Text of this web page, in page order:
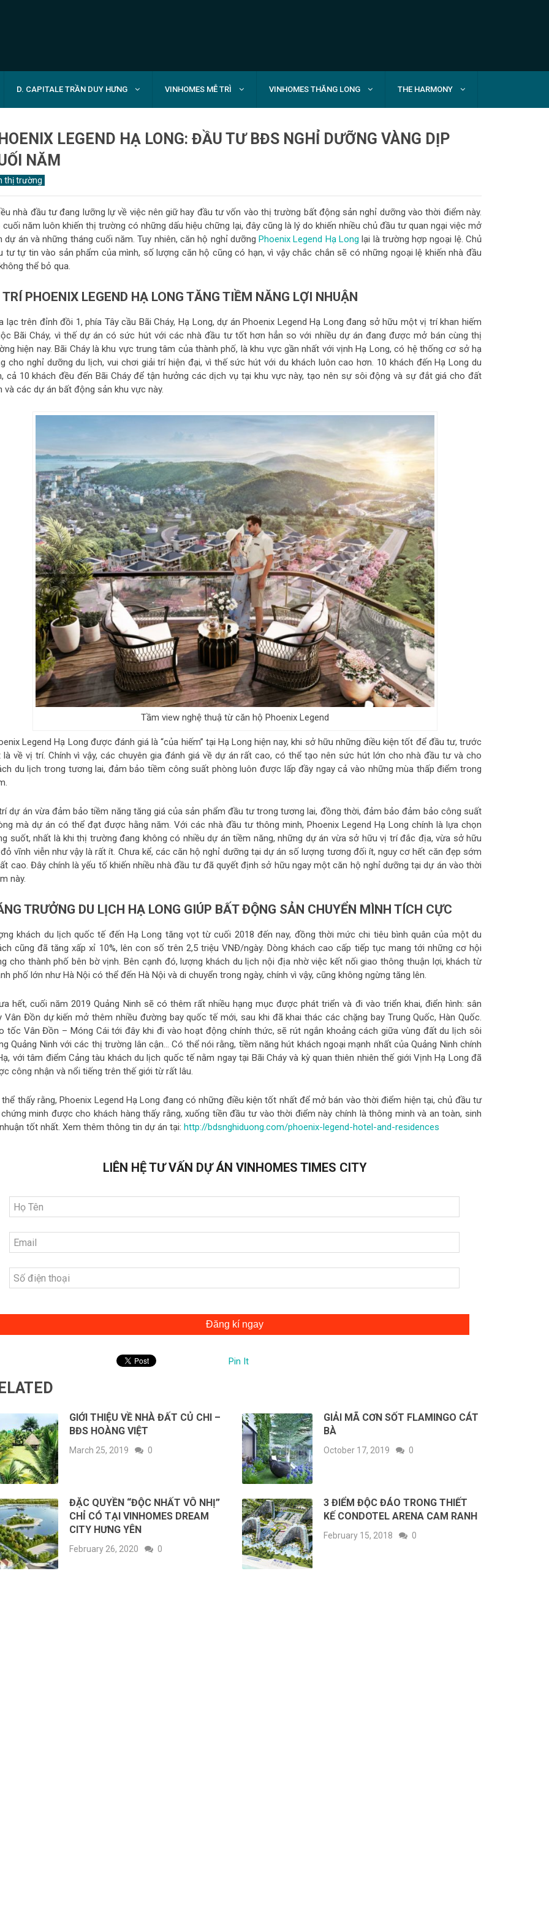
D. CAPITALE TRẦN DUY HƯNG VINHOMES MỄ TRÌ VINHOMES THĂNG LONG THE HARMONY
LEGEND HẠ LONG: ĐẦU TƯ BĐS NGHỈ DƯỠNG VÀNG DỊP
NĂM
thị trường
nhà đầu tư đang lưỡng lự về việc nên giữ hay đầu tư vốn vào thị trường bất động sản nghỉ dưỡng vào thời điểm này.
cuối năm luôn khiến thị trường có những dấu hiệu chững lại, đây cũng là lý do khiến nhiều chủ đầu tư quan ngại việc mở
dự án và những tháng cuối năm. Tuy nhiên, căn hộ nghỉ dưỡngPhoenix Legend Hạ Long lại là trường hợp ngoại lệ. Chủ
tư tự tin vào sản phẩm của mình, số lượng căn hộ cũng có hạn, vì vậy chắc chắn sẽ có những ngoại lệ khiến nhà đầu
thể bỏ qua.
PHOENIX LEGEND HẠ LONG TĂNG TIỀM NĂNG LỢI NHUẬN
lạc trên đỉnh đồi 1, phía Tây cầu Bãi Cháy, Hạ Long, dự án Phoenix Legend Hạ Long đang sở hữu một vị trí khan hiếm
Bãi Cháy, vì thế dự án có sức hút với các nhà đầu tư tốt hơn hẳn so với nhiều dự án đang được mở bán cùng thị
hiện nay. Bãi Cháy là khu vực trung tâm của thành phố, là khu vực gần nhất với vịnh Hạ Long, có hệ thống cơ sở hạ
cho nghỉ dưỡng du lịch, vui chơi giải trí hiện đại, vì thế sức hút với du khách luôn cao hơn. 10 khách đến Hạ Long du
cả 10 khách đều đến Bãi Cháy để tận hưởng các dịch vụ tại khu vực này, tạo nên sự sôi động và sự đắt giá cho đất
và các dự án bất động sản khu vực này.
Tầm view nghệ thuậ từ căn hộ Phoenix Legend
Legend Hạ Long được đánh giá là “của hiếm” tại Hạ Long hiện nay, khi sở hữu những điều kiện tốt để đầu tư, trước
là về vị trí. Chính vì vậy, các chuyên gia đánh giá về dự án rất cao, có thể tạo nên sức hút lớn cho nhà đầu tư và cho
du lịch trong tương lai, đảm bảo tiềm công suất phòng luôn được lấp đầy ngay cả vào những mùa thấp điểm trong
dự án vừa đảm bảo tiềm năng tăng giá của sản phẩm đầu tư trong tương lai, đồng thời, đảm bảo đảm bảo công suất
mà dự án có thể đạt được hằng năm. Với các nhà đầu tư thông minh, Phoenix Legend Hạ Long chính là lựa chọn
suốt, nhất là khi thị trường đang không có nhiều dự án tiềm năng, những dự án vừa sở hữu vị trí đắc địa, vừa sở hữu
vĩnh viễn như vậy là rất ít. Chưa kể, các căn hộ nghỉ dưỡng tại dự án số lượng tương đối ít, nguy cơ hết căn đẹp sớm
cao. Đây chính là yếu tố khiến nhiều nhà đầu tư đã quyết định sở hữu ngay một căn hộ nghỉ dưỡng tại dự án vào thời
này.
TRƯỞNG DU LỊCH HẠ LONG GIÚP BẤT ĐỘNG SẢN CHUYỂN MÌNH TÍCH CỰC
khách du lịch quốc tế đến Hạ Long tăng vọt từ cuối 2018 đến nay, đồng thời mức chi tiêu bình quân của một du
cũng đã tăng xấp xỉ 10%, lên con số trên 2,5 triệu VNĐ/ngày. Dòng khách cao cấp tiếp tục mang tới những cơ hội
cho thành phố bên bờ vịnh. Bên cạnh đó, lượng khách du lịch nội địa nhờ việc kết nối giao thông thuận lợi, khách từ
phố lớn như Hà Nội có thể đến Hà Nội và di chuyển trong ngày, chính vì vậy, cũng không ngừng tăng lên.
hết, cuối năm 2019 Quảng Ninh sẽ có thêm rất nhiều hạng mục được phát triển và đi vào triển khai, điển hình: sân
Vân Đồn dự kiến mở thêm nhiều đường bay quốc tế mới, sau khi đã khai thác các chặng bay Trung Quốc, Hàn Quốc.
tốc Vân Đồn – Móng Cái tới đây khi đi vào hoạt động chính thức, sẽ rút ngắn khoảng cách giữa vùng đất du lịch sôi
Quảng Ninh với các thị trường lân cận… Có thể nói rằng, tiềm năng hút khách ngoại mạnh nhất của Quảng Ninh chính
với tâm điểm Cảng tàu khách du lịch quốc tế nằm ngay tại Bãi Cháy và kỳ quan thiên nhiên thế giới Vịnh Hạ Long đã
công nhận và nổi tiếng trên thế giới từ rất lâu.
thể thấy rằng, Phoenix Legend Hạ Long đang có những điều kiện tốt nhất để mở bán vào thời điểm hiện tại, chủ đầu tư
minh được cho khách hàng thấy rằng, xuống tiền đầu tư vào thời điểm này chính là thông minh và an toàn, sinh
tốt nhất. Xem thêm thông tin dự án tại:http://bdsnghiduong.com/phoenix-legend-hotel-and-residences
LIÊN HỆ TƯ VẤN DỰ ÁN VINHOMES TIMES CITY
Đăng kí ngay
Pin It
GIỚI THIỆU VỀ NHÀ ĐẤT CỦ CHI –
BĐS HOÀNG VIỆT
March 25, 2019 0
GIẢI MÃ CƠN SỐT FLAMINGO CÁT
BÀ
October 17, 2019 0
ĐẶC QUYỀN “ĐỘC NHẤT VÔ NHỊ”
CHỈ CÓ TẠI VINHOMES DREAM
CITY HƯNG YÊN
February 26, 2020 0
3 ĐIỂM ĐỘC ĐÁO TRONG THIẾT
KẾ CONDOTEL ARENA CAM RANH
February 15, 2018 0